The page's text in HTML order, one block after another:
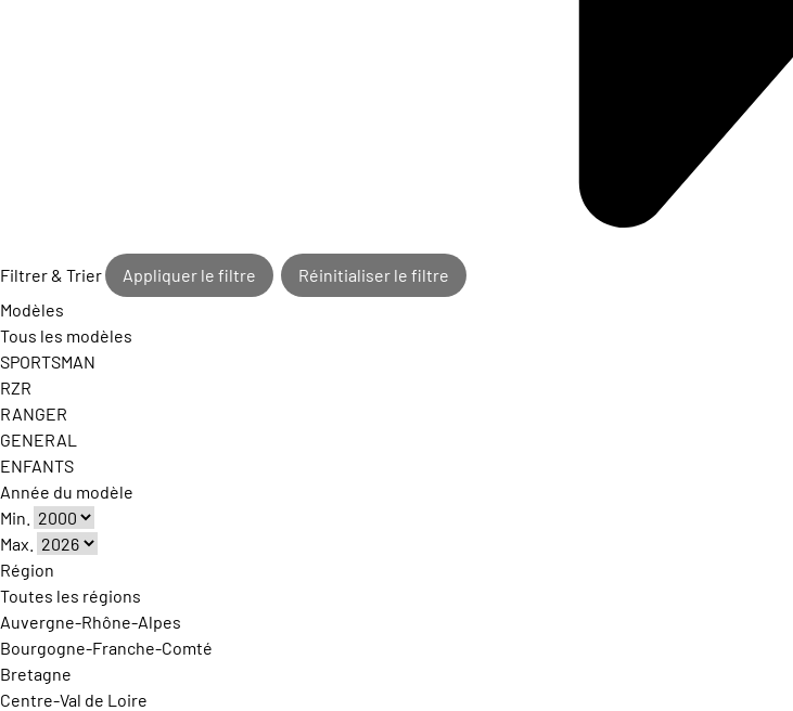
Filtrer & Trier
Appliquer le filtre
Réinitialiser le filtre
Modèles
Tous les modèles
SPORTSMAN
RZR
RANGER
GENERAL
ENFANTS
Année du modèle
Min.
Max.
Région
Toutes les régions
Auvergne-Rhône-Alpes
Bourgogne-Franche-Comté
Bretagne
Centre-Val de Loire